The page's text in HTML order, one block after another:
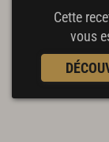
Cette
vous